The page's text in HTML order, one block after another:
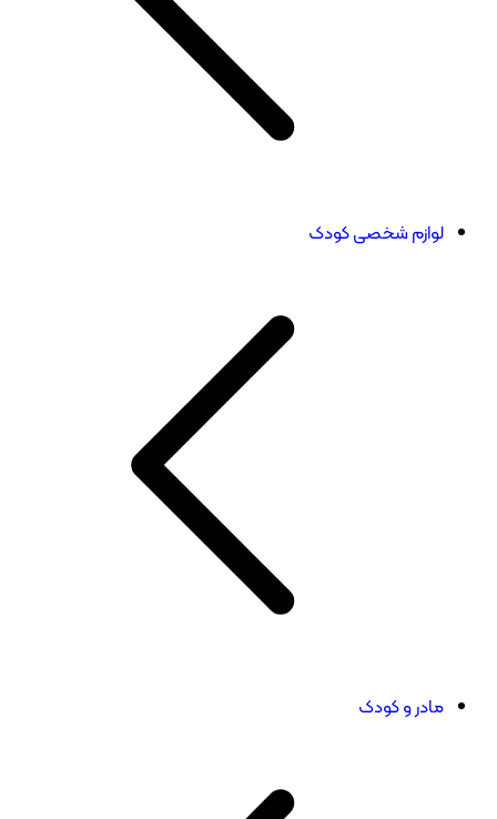
لوازم شخصی کودک
مادر و کودک